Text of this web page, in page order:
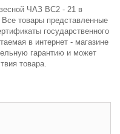
ЧАЗ ВС2 - 21 в
Все товары представленные
государственного
в интернет - магазине
гарантию и может
товара.